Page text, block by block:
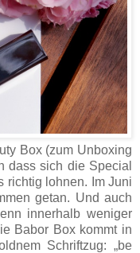
Box (zum Unboxing
dass sich die Special
richtig lohnen. Im Juni
getan. Und auch
innerhalb weniger
Babor Box kommt in
Schriftzug: „be